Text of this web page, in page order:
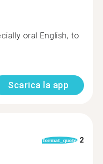
oral English, to
Scarica la app
format_quote 2